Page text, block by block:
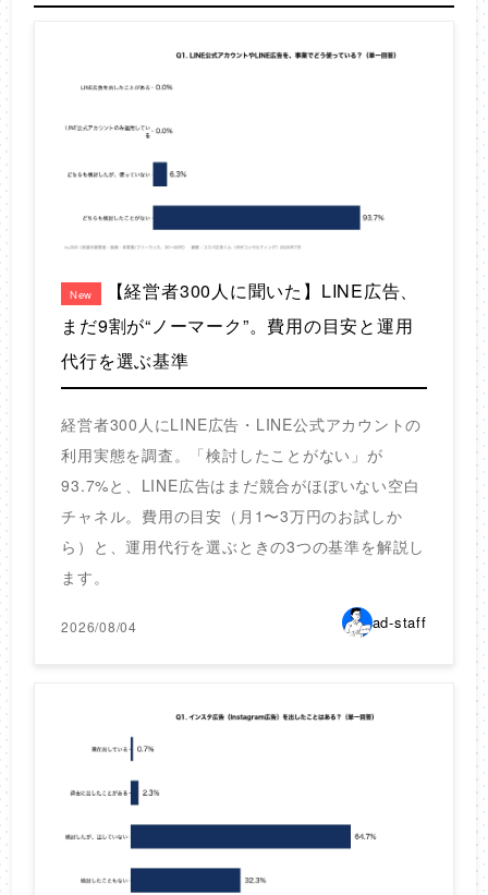
New
【経営者300人に聞いた】LINE広告、
まだ9割が“ノーマーク”。費用の目安と運用
代行を選ぶ基準
経営者300人にLINE広告・LINE公式アカウントの
利用実態を調査。「検討したことがない」が
93.7%と、LINE広告はまだ競合がほぼいない空白
チャネル。費用の目安（月1〜3万円のお試しか
ら）と、運用代行を選ぶときの3つの基準を解説し
ます。
2026/08/04 ad-staff